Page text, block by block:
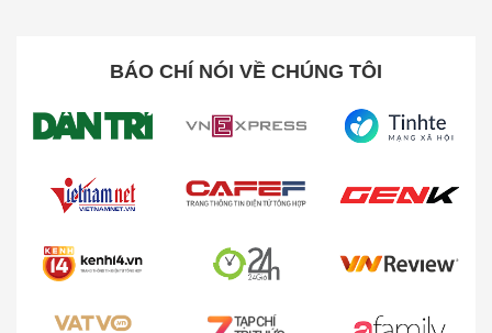
BÁO CHÍ NÓI VỀ CHÚNG TÔI